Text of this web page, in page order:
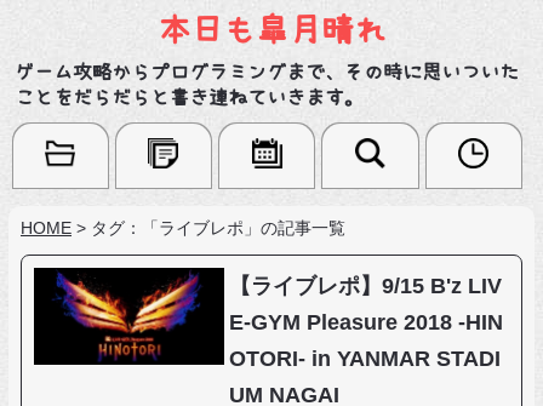
本日も皐月晴れ
ゲーム攻略からプログラミングまで、その時に思いついた
ことをだらだらと書き連ねていきます。
HOME > タグ：「ライブレポ」の記事一覧
【ライブレポ】9/15 B'z LIV
E-GYM Pleasure 2018 -HIN
OTORI- in YANMAR STADI
UM NAGAI